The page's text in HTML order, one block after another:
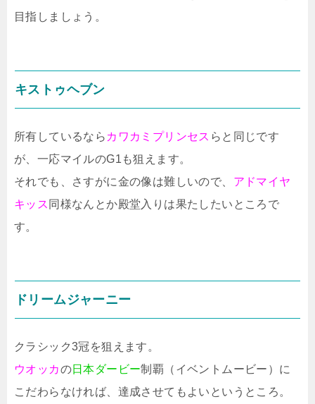
目指しましょう。
キストゥヘブン
所有しているなら カワカミプリンセス らと同じです
が、一応マイルのG1も狙えます。
それでも、さすがに金の像は難しいので、 アドマイヤ
キッス 同様なんとか殿堂入りは果たしたいところで
す。
ドリームジャーニー
クラシック3冠を狙えます。
ウオッカの日本ダービー制覇（イベントムービー）に
こだわらなければ、達成させてもよいというところ。